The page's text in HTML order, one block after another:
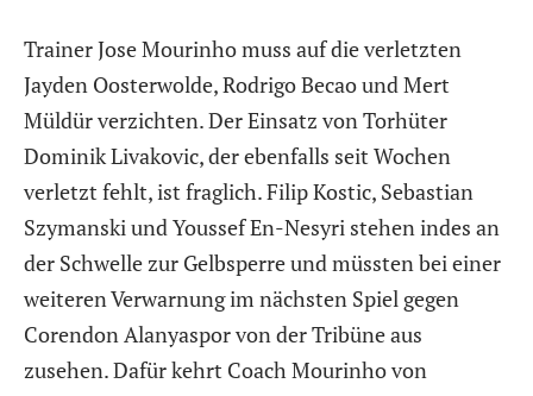
Trainer Jose Mourinho muss auf die verletzten
Jayden Oosterwolde, Rodrigo Becao und Mert
Müldür verzichten. Der Einsatz von Torhüter
Dominik Livakovic, der ebenfalls seit Wochen
verletzt fehlt, ist fraglich. Filip Kostic, Sebastian
Szymanski und Youssef En-Nesyri stehen indes an
der Schwelle zur Gelbsperre und müssten bei einer
weiteren Verwarnung im nächsten Spiel gegen
Corendon Alanyaspor von der Tribüne aus
zusehen. Dafür kehrt Coach Mourinho von